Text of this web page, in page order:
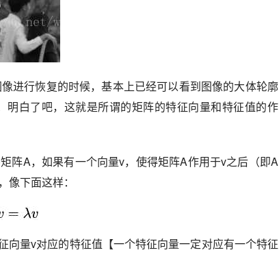
进行恢复的时候，基本上已经可以看到图像的大体轮廓
白了吧，这就是所谓的矩阵的特征向量和特征值的作
阵A，如果有一个向量v，使得矩阵A作用于v之后（即A
下面这样：
量v对应的特征值【一个特征向量一定对应有一个特征